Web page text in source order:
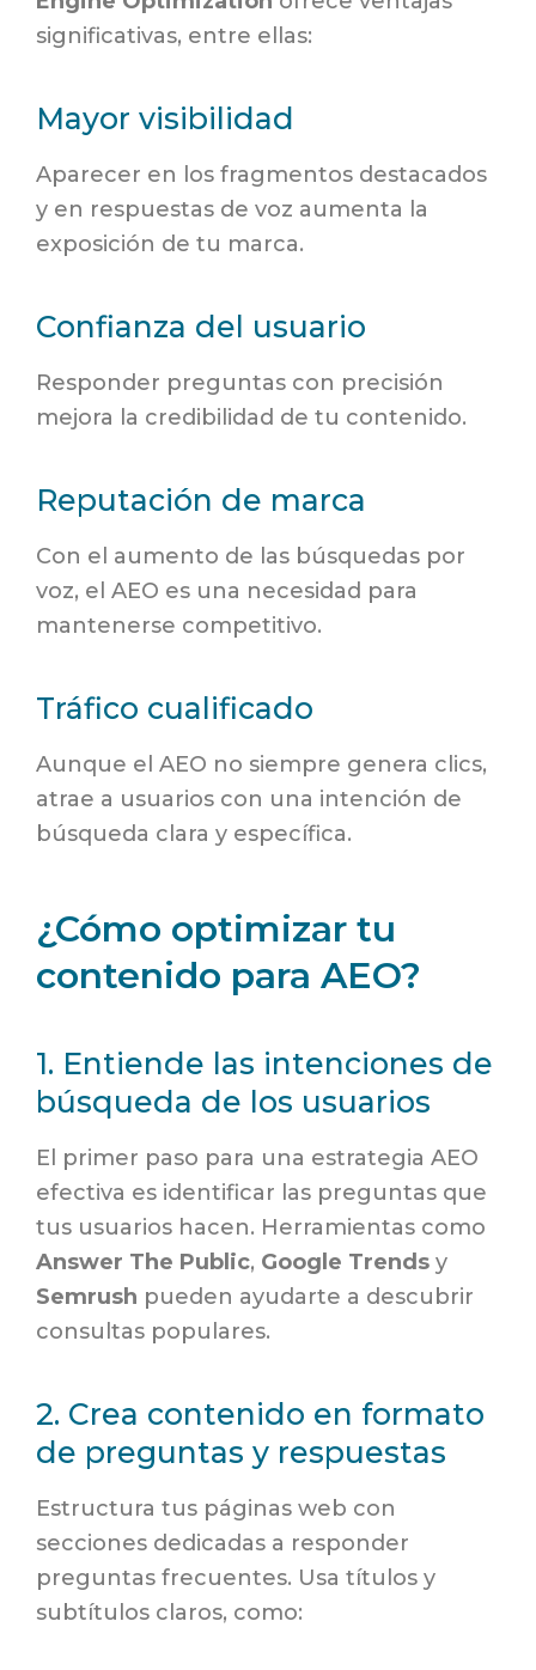
significativas, entre ellas:
Mayor visibilidad
Aparecer en los fragmentos destacados
y en respuestas de voz aumenta la
exposición de tu marca.
Confianza del usuario
Responder preguntas con precisión
mejora la credibilidad de tu contenido.
Reputación de marca
Con el aumento de las búsquedas por
voz, el AEO es una necesidad para
mantenerse competitivo.
Tráfico cualificado
Aunque el AEO no siempre genera clics,
atrae a usuarios con una intención de
búsqueda clara y específica.
¿Cómo optimizar tu
contenido para AEO?
1. Entiende las intenciones de
búsqueda de los usuarios
El primer paso para una estrategia AEO
efectiva es identificar las preguntas que
tus usuarios hacen. Herramientas como
Answer The Public, Google Trends y
Semrush pueden ayudarte a descubrir
consultas populares.
2. Crea contenido en formato
de preguntas y respuestas
Estructura tus páginas web con
secciones dedicadas a responder
preguntas frecuentes. Usa títulos y
subtítulos claros, como: